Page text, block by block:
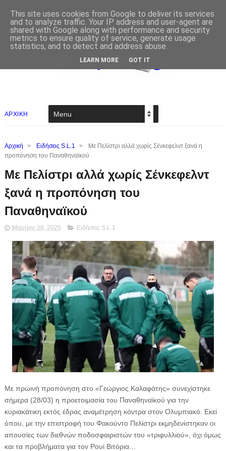
ΑΡΧΙΚΗ
Αρχική > Ειδήσεις S.L.1 >
Με Πελίστρι αλλά χωρίς Σένκεφελντ ξανά η
προπόνηση του Παναθηναϊκού
Με Πελίστρι αλλά χωρίς Σένκεφελντ
ξανά η προπόνηση του
Παναθηναϊκού
Μαρτίου 28, 2025 Ειδήσεις S.L.1
Με πρωινή προπόνηση στο «Γεώργιος Καλαφάτης» συνεχίστηκε
σήμερα (28/03) η προετοιμασία του Παναθηναϊκού για την
κυριακάτικη εκτός έδρας αναμέτρηση κόντρα στον Ολυμπιακό. Εκεί
όπου, με την επιστροφή του Φακούντο Πελίστρι εκμηδενίστηκαν οι
απουσίες των διεθνών ποδοσφαιριστών του «τριφυλλιού», όχι όμως
και τα προβλήματα για τον Ρουί Βιτόρια…
This site uses cookies from Google to deliver its services
and to analyze traffic. Your IP address and user-agent are
shared with Google along with performance and security
metrics to ensure quality of service, generate usage
statistics, and to detect and address abuse.
LEARN MORE GOT IT